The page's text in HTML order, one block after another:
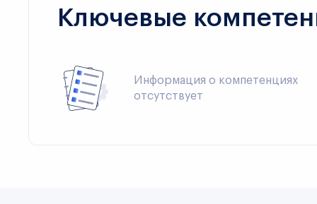
Ключевые
Информация о компетенциях
отсутствует